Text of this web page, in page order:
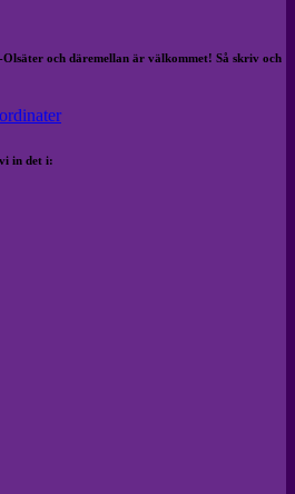
och däremellan är välkommet! Så skriv och
in det i: